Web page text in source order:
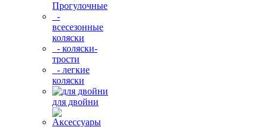
Прогулочные
-
всесезонные
коляски
- коляски-
трости
- легкие
коляски
для двойни